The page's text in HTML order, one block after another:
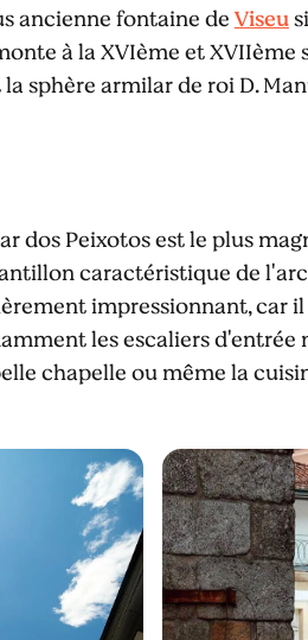
ancienne fontaine deViseu
à la XVIème et XVIIème
sphère armilar de roi D.
dos Peixotos est le plus
caractéristique de
impressionnant, car
les escaliers d'entrée
chapelle ou même la